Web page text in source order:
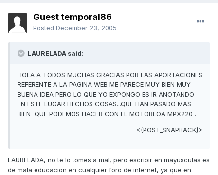
Guest temporal86
Posted December 23, 2005
LAURELADA said:
HOLA A TODOS MUCHAS GRACIAS POR LAS APORTACIONES
REFERENTE A LA PAGINA WEB ME PARECE MUY BIEN MUY
BUENA IDEA PERO LO QUE YO EXPONGO ES IR ANOTANDO
EN ESTE LUGAR HECHOS COSAS...QUE HAN PASADO MAS
BIEN QUE PODEMOS HACER CON EL MOTORLOA MPX220 .
<{POST_SNAPBACK}>
LAURELADA, no te lo tomes a mal, pero escribir en mayusculas es
de mala educacion en cualquier foro de internet, ya que en